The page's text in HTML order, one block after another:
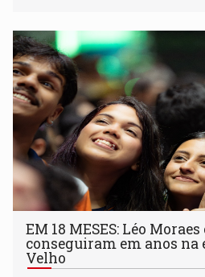
EM 18 MESES: Léo
conseguiram em anos na
Velho